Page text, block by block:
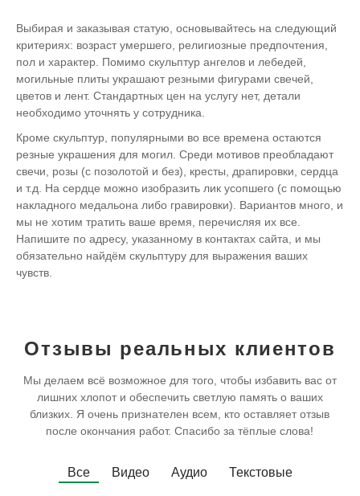
Выбирая и заказывая статую, основывайтесь на следующий
критериях: возраст умершего, религиозные предпочтения,
пол и характер. Помимо скульптур ангелов и лебедей,
могильные плиты украшают резными фигурами свечей,
цветов и лент. Стандартных цен на услугу нет, детали
необходимо уточнять у сотрудника.
Кроме скульптур, популярными во все времена остаются
резные украшения для могил. Среди мотивов преобладают
свечи, розы (с позолотой и без), кресты, драпировки, сердца
и т.д. На сердце можно изобразить лик усопшего (с помощью
накладного медальона либо гравировки). Вариантов много, и
мы не хотим тратить ваше время, перечисляя их все.
Напишите по адресу, указанному в контактах сайта, и мы
обязательно найдём скульптуру для выражения ваших
чувств.
Отзывы реальных клиентов
Мы делаем всё возможное для того, чтобы избавить вас от
лишних хлопот и обеспечить светлую память о ваших
близких. Я очень признателен всем, кто оставляет отзыв
после окончания работ. Спасибо за тёплые слова!
Все Видео Аудио Текстовые